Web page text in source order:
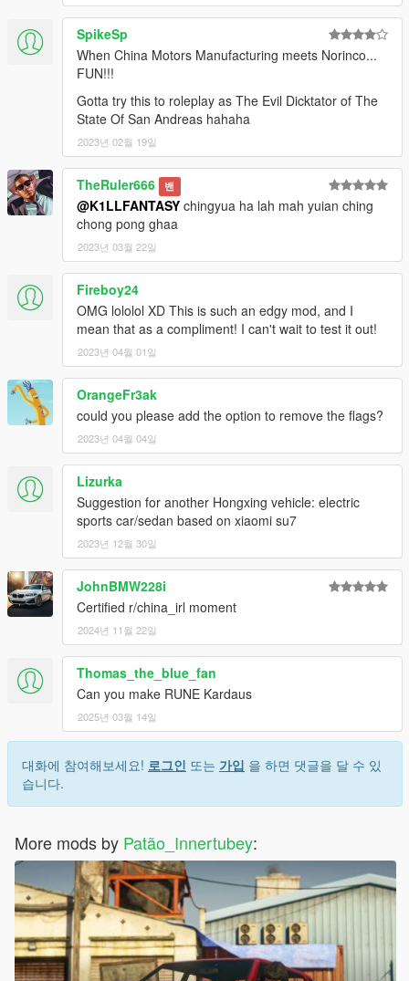
SpikeSp
When China Motors Manufacturing meets Norinco...
FUN!!!
Gotta try this to roleplay as The Evil Dicktator of The
State Of San Andreas hahaha
2023년 02월 19일
TheRuler666 밴
@K1LLFANTASY chingyua ha lah mah yuian ching
chong pong ghaa
2023년 03월 22일
Fireboy24
OMG lololol XD This is such an edgy mod, and I
mean that as a compliment! I can't wait to test it out!
2023년 04월 01일
OrangeFr3ak
could you please add the option to remove the flags?
2023년 04월 04일
Lizurka
Suggestion for another Hongxing vehicle: electric
sports car/sedan based on xiaomi su7
2023년 12월 30일
JohnBMW228i
Certified r/china_irl moment
2024년 11월 22일
Thomas_the_blue_fan
Can you make RUNE Kardaus
2025년 03월 14일
대화에 참여해보세요! 로그인 또는 가입 을 하면 댓글을 달 수 있
습니다.
More mods by Patão_Innertubey: